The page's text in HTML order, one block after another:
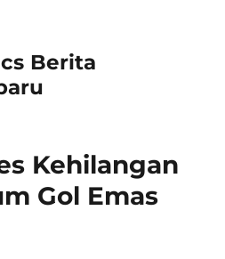
Berita
Kehilangan
Gol Emas